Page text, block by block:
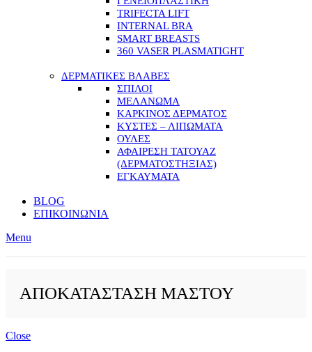
TRIFECTA LIFT
INTERNAL BRA
SMART BREASTS
360 VASER PLASMATIGHT
ΔΕΡΜΑΤΙΚΕΣ ΒΛΑΒΕΣ
ΣΠΙΛΟΙ
ΜΕΛΑΝΩΜΑ
ΚΑΡΚΙΝΟΣ ΔΕΡΜΑΤΟΣ
ΚΥΣΤΕΣ – ΛΙΠΩΜΑΤΑ
ΟΥΛΕΣ
ΑΦΑΙΡΕΣΗ ΤΑΤΟΥΑΖ
(ΔΕΡΜΑΤΟΣΤΗΞΙΑΣ)
ΕΓΚΑΥΜΑΤΑ
BLOG
ΕΠΙΚΟΙΝΩΝΙΑ
Menu
ΑΠΟΚΑΤΑΣΤΑΣΗ ΜΑΣΤΟΥ
Close